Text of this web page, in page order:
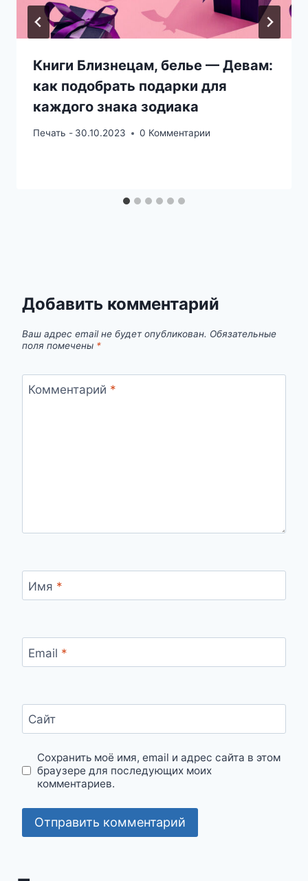
Книги Близнецам, белье — Девам:
как подобрать подарки для
каждого знака зодиака
Печать - 30.10.2023 0 Комментарии
Добавить комментарий
Ваш адрес email не будет опубликован. Обязательные
поля помечены *
Комментарий *
Имя *
Email *
Сайт
Сохранить моё имя, email и адрес сайта в этом
браузере для последующих моих
комментариев.